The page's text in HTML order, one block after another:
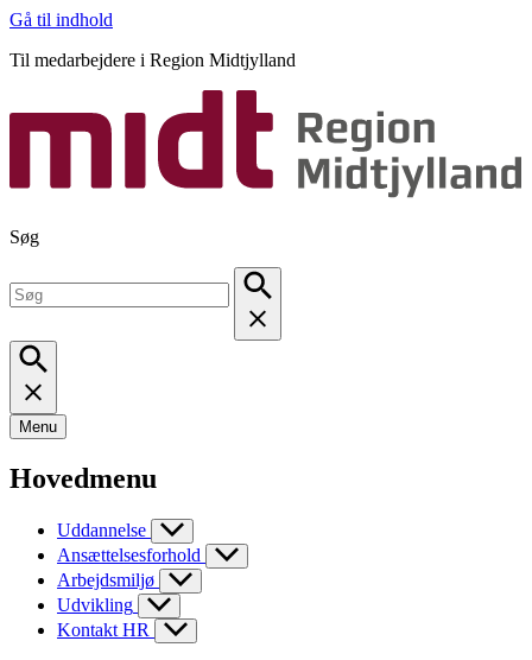
Gå til indhold
Til medarbejdere i Region Midtjylland
Søg
Menu
Hovedmenu
Uddannelse
Ansættelsesforhold
Arbejdsmiljø
Udvikling
Kontakt HR